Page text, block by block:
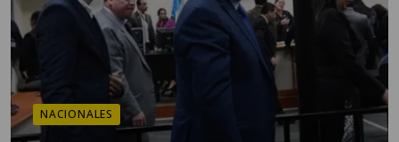
NACIONALES